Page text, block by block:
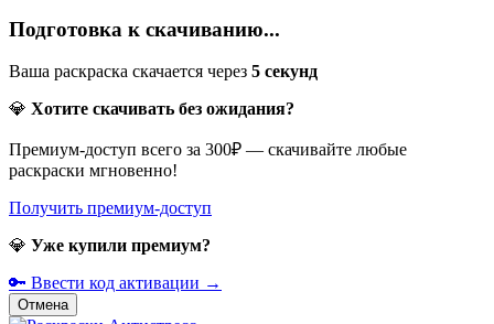
Подготовка к скачиванию...
Ваша раскраска скачается через 5 секунд
💎 Хотите скачивать без ожидания?
Премиум-доступ всего за 300₽ — скачивайте любые
раскраски мгновенно!
Получить премиум-доступ
💎 Уже купили премиум?
🔑 Ввести код активации →
Отмена